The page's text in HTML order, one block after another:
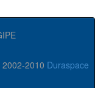
2010 Duraspace